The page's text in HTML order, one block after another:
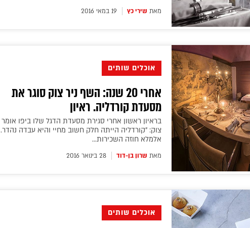
מאת שירי כץ 19 במאי 2016
אוכלים שותים
אחרי 20 שנה: השף ניר צוק סוגר את
מסעדת קורדליה. ראיון
בראיון ראשון אחרי סגירת מסעדת הדגל שלו ביפו אומר
צוק: "קורדליה הייתה חלק חשוב מחיי והיא עבדה נהדר.
אלמלא חוזה השכירות...
מאת שרון בן-דוד 28 בינואר 2016
אוכלים שותים